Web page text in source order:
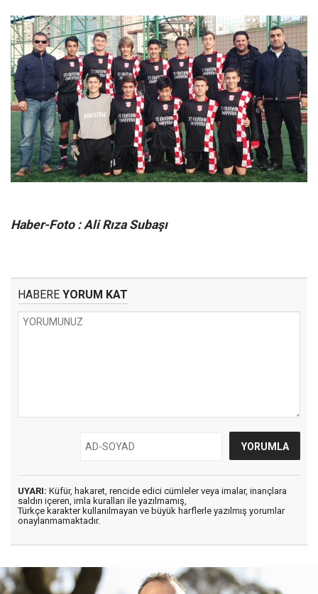
Haber-Foto : Ali Rıza Subaşı
HABERE YORUM KAT
UYARI: Küfür, hakaret, rencide edici cümleler veya imalar, inançlara
saldırı içeren, imla kuralları ile yazılmamış,
Türkçe karakter kullanılmayan ve büyük harflerle yazılmış yorumlar
onaylanmamaktadır.